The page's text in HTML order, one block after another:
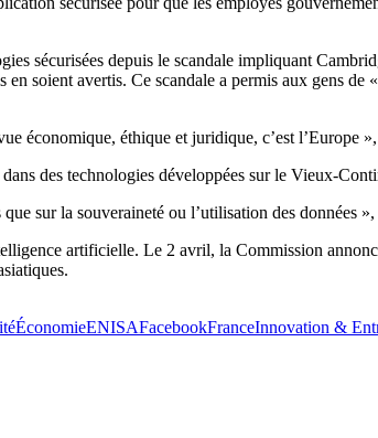
sécurisées depuis le scandale impliquant
soient avertis. Ce scandale a permis aux gens
économique, éthique et juridique, c’est l’Europe
des technologies développées sur le Vieux-
sur la souveraineté ou l’utilisation des données
artificielle. Le 2 avril, la Commission
ÉconomieENISAFacebookFranceInnovation &